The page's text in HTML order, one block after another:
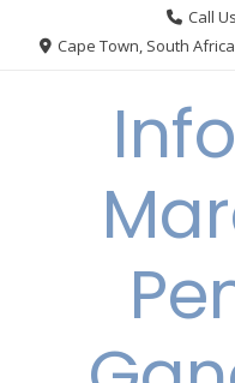
Call
Cape Town, South Africa